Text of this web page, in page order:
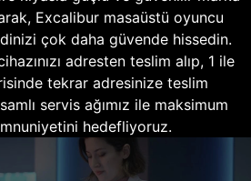
Excalibur masaüstü oyuncu
çok daha güvende hissedin.
adresten teslim alıp, 1 ile
tekrar adresinize teslim
servis ağımız ile maksimum
hedefliyoruz.